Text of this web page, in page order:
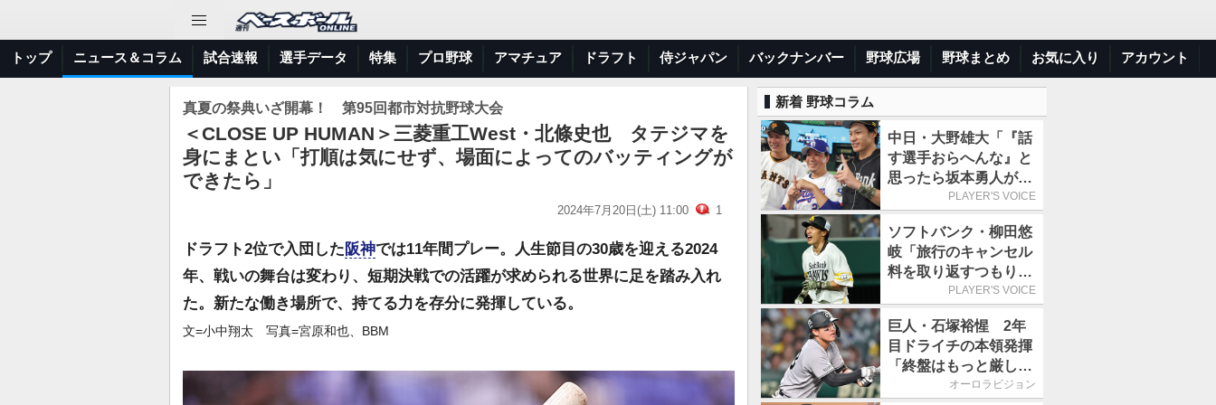
トップ ニュース＆コラム 試合速報 選手データ 特集 プロ野球 アマチュア ドラフト 侍ジャパン バックナンバー 野球広場 野球まとめ お気に入り アカウント
真夏の祭典いざ開幕！ 第95回都市対抗野球大会
＜CLOSE UP HUMAN＞三菱重工West・北條史也 タテジマを
身にまとい「打順は気にせず、場面によってのバッティングが
できたら」
2024年7月20日(土) 11:00 1
ドラフト2位で入団した 阪神では11年間プレー。人生節目の30歳を迎える2024
年、戦いの舞台は変わり、短期決戦での活躍が求められる世界に足を踏み入れ
た。新たな働き場所で、持てる力を存分に発揮している。
文=小中翔太 写真=宮原和也、BBM
新着 野球コラム
中日・大野雄大「『話
す選手おらへんな』と
思ったら坂本勇人が来
た！」／オールスター
PLAYER'S VOICE
ソフトバンク・柳田悠
岐「旅行のキャンセル
料を取り返すつもりで
出場しました(笑)」／
PLAYER'S VOICE
巨人・石塚裕惺 2年
目ドライチの本領発揮
「終盤はもっと厳しい
戦いが続いていく。チ
オーロラビジョン